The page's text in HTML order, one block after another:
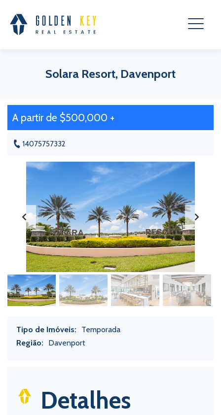
Solara Resort, Davenport
A partir de $500,000 +
14075757332
Tipo de Imóveis:
Temporada
Região:
Davenport
Detalhes